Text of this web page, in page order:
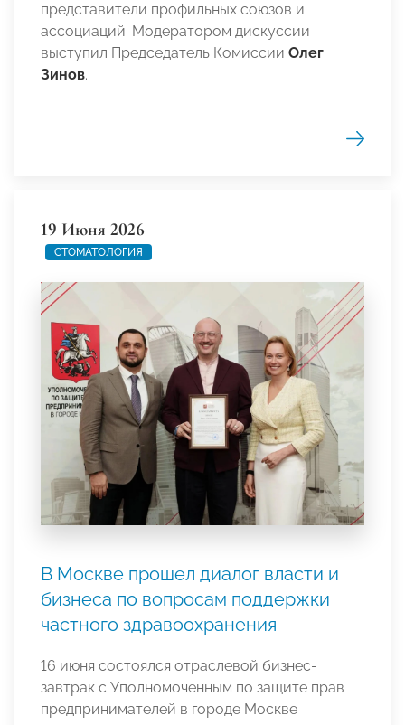
представители профильных союзов и
ассоциаций. Модератором дискуссии
выступил Председатель Комиссии Олег
Зинов.
19 Июня 2026
СТОМАТОЛОГИЯ
В Москве прошел диалог власти и
бизнеса по вопросам поддержки
частного здравоохранения
16 июня состоялся отраслевой бизнес-
завтрак с Уполномоченным по защите прав
предпринимателей в городе Москве